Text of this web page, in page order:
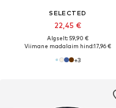
SELECTED
22,45 €
Algselt: 59,90 €
Viimane madalaim hind:17,96 €
+3